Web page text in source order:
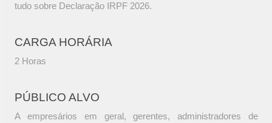
tudo sobre Declaração IRPF 2026.
CARGA HORÁRIA
2 Horas
PÚBLICO ALVO
A empresários em geral, gerentes, administradores de